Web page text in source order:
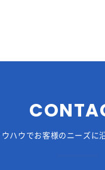
ハウでお客様のニーズに